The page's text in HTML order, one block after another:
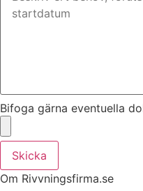
Bifoga gärna eventuella
Skicka
Om Rivvningsfirma.se